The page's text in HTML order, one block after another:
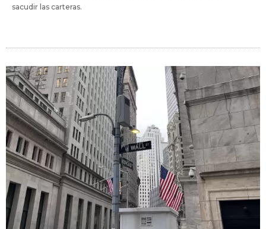
sacudir las carteras.